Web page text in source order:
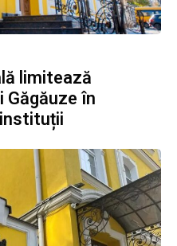
limitează
în